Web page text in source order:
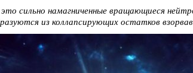
сильно намагниченные вращающиеся
из коллапсирующих остатков